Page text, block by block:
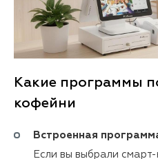
Какие программы
кофейни
Встроенная
Если вы выбрали